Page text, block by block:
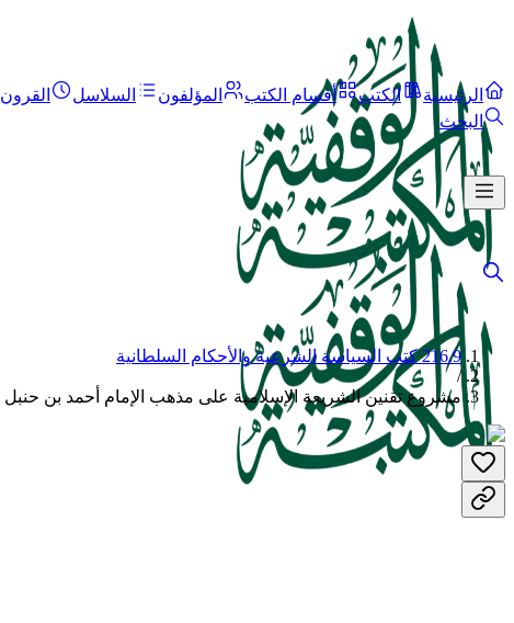
الرئيسية الكتب أقسام الكتب المؤلفون السلاسل القرون
البحث
216.9 كتب السياسة الشرعية والأحكام السلطانية
/
مشروع تقنين الشريعة الإسلامية على مذهب الإمام أحمد بن حنبل